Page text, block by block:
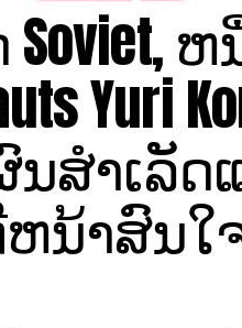
Yuri
ສໍາເລັດ
ນ້າສົນໃ